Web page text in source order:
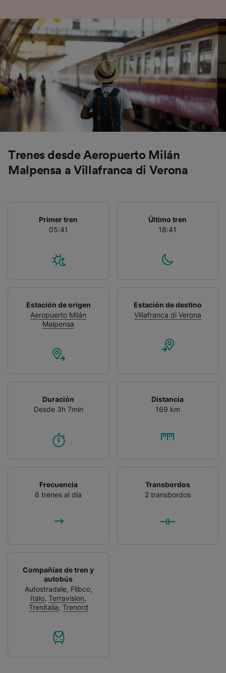
Trenes desde Aeropuerto Milán
Malpensa a Villafranca di Verona
Primer tren
05:41
Último tren
18:41
Estación de origen
Aeropuerto Milán
Malpensa
Estación de destino
Villafranca di Verona
Duración
Desde 3h 7min
Distancia
169 km
Frecuencia
6 trenes al día
Transbordos
2 transbordos
Compañías de tren y
autobús
Autostradale, Flibco,
Italo,Terravision,
Trenitalia, Trenord
características del dispositivo para su
identificación. Almacenar la información en un
dispositivo y/o acceder a ella. Publicidad y
contenido personalizados, medición de
publicidad y contenido, investigación de
audiencia y desarrollo de servicios.
Lista de asociados (proveedores)